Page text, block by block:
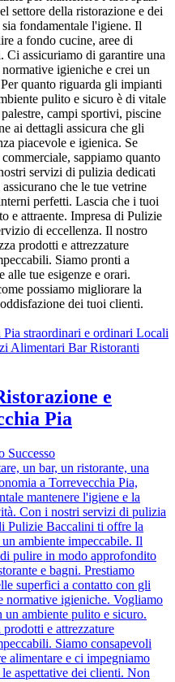
settore della ristorazione e dei
fondamentale l'igiene. Il
a fondo cucine, aree di
Ci assicuriamo di garantire una
igieniche e crei un
quanto riguarda gli impianti
pulito e sicuro è di vitale
campi sportivi, piscine
ai dettagli assicura che gli
piacevole e igienica. Se
sappiamo quanto
servizi di pulizia dedicati
che le tue vetrine
perfetti. Lascia che i tuoi
e attraente. Impresa di Pulizie
di eccellenza. Il nostro
prodotti e attrezzature
Siamo pronti a
alle tue esigenze e orari.
possiamo migliorare la
dei tuoi clienti.
e
Pia
Successo
un bar, un ristorante, una
a Torrevecchia Pia,
mantenere l'igiene e la
Con i nostri servizi di pulizia
Pulizie Baccalini ti offre la
ambiente impeccabile. Il
pulire in modo approfondito
e bagni. Prestiamo
superfici a contatto con gli
normative igieniche. Vogliamo
ambiente pulito e sicuro.
e attrezzature
Siamo consapevoli
alimentare e ci impegniamo
aspettative dei clienti. Non